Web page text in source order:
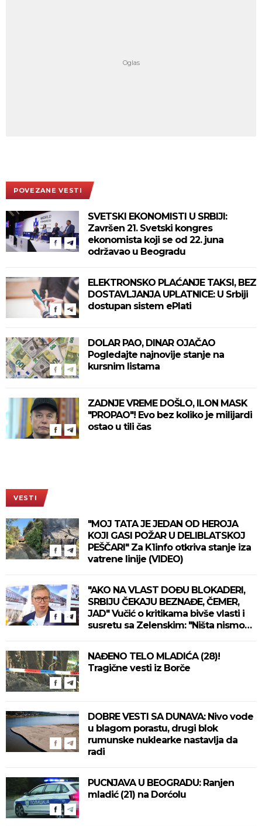
POVEZANE VESTI
SVETSKI EKONOMISTI U SRBIJI:
Završen 21. Svetski kongres
ekonomista koji se od 22. juna
održavao u Beogradu
ELEKTRONSKO PLAĆANJE TAKSI, BEZ
DOSTAVLJANJA UPLATNICE: U Srbiji
dostupan sistem ePlati
DOLAR PAO, DINAR OJAČAO
Pogledajte najnovije stanje na
kursnim listama
ZADNJE VREME DOŠLO, ILON MASK
"PROPAO"! Evo bez koliko je milijardi
ostao u tili čas
VESTI
"MOJ TATA JE JEDAN OD HEROJA
KOJI GASI POŽAR U DELIBLATSKOJ
PEŠČARI" Za K1info otkriva stanje iza
vatrene linije (VIDEO)
"AKO NA VLAST DOĐU BLOKADERI,
SRBIJU ČEKAJU BEZNAĐE, ČEMER,
JAD" Vučić o kritikama bivše vlasti i
susretu sa Zelenskim: "Ništa nismo
NAĐENO TELO MLADIĆA (28)!
Tragične vesti iz Borče
DOBRE VESTI SA DUNAVA: Nivo vode
u blagom porastu, drugi blok
rumunske nuklearke nastavlja da
radi
PUCNJAVA U BEOGRADU: Ranjen
mladić (21) na Dorćolu